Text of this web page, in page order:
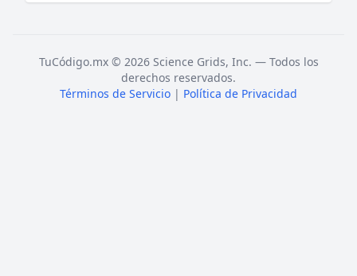
TuCódigo.mx © 2026 Science Grids, Inc. — Todos los
derechos reservados.
Términos de Servicio | Política de Privacidad